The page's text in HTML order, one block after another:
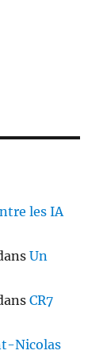
les IA
Un
CR7
Nicolas